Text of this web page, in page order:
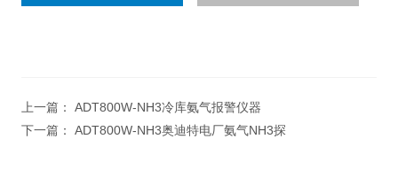
上一篇： ADT800W-NH3冷库氨气报警仪器
下一篇： ADT800W-NH3奥迪特电厂氨气NH3探